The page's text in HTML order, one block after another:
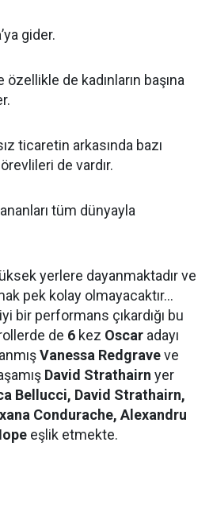
’ya gider.
özellikle de kadınların başına
ticaretin arkasında bazı
de vardır.
tüm dünyayla
yerlere dayanmaktadır ve
pek kolay olmayacaktır…
iyi bir performans çıkardığı bu
de 6 kez Oscar adayı
Vanessa Redgraveve
David Strathairn yer
Bellucci, David Strathairn,
Condurache, Alexandru
eşlik etmekte.